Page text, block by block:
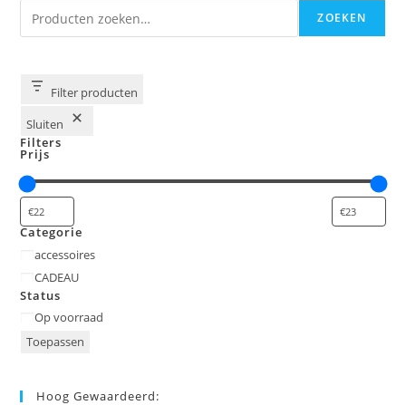
Zoeken ZOEKEN
Filter producten
Sluiten
Filters
Prijs
Categorie
Categorie
accessoires
CADEAU
Status
Status
Op voorraad
Toepassen
Hoog Gewaardeerd: